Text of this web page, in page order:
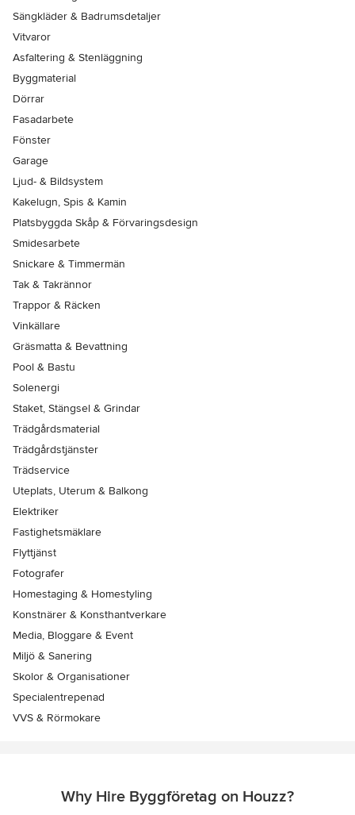
Sängkläder & Badrumsdetaljer
Vitvaror
Asfaltering & Stenläggning
Byggmaterial
Dörrar
Fasadarbete
Fönster
Garage
Ljud- & Bildsystem
Kakelugn, Spis & Kamin
Platsbyggda Skåp & Förvaringsdesign
Smidesarbete
Snickare & Timmermän
Tak & Takrännor
Trappor & Räcken
Vinkällare
Gräsmatta & Bevattning
Pool & Bastu
Solenergi
Staket, Stängsel & Grindar
Trädgårdsmaterial
Trädgårdstjänster
Trädservice
Uteplats, Uterum & Balkong
Elektriker
Fastighetsmäklare
Flyttjänst
Fotografer
Homestaging & Homestyling
Konstnärer & Konsthantverkare
Media, Bloggare & Event
Miljö & Sanering
Skolor & Organisationer
Specialentrepenad
VVS & Rörmokare
Why Hire Byggföretag on Houzz?